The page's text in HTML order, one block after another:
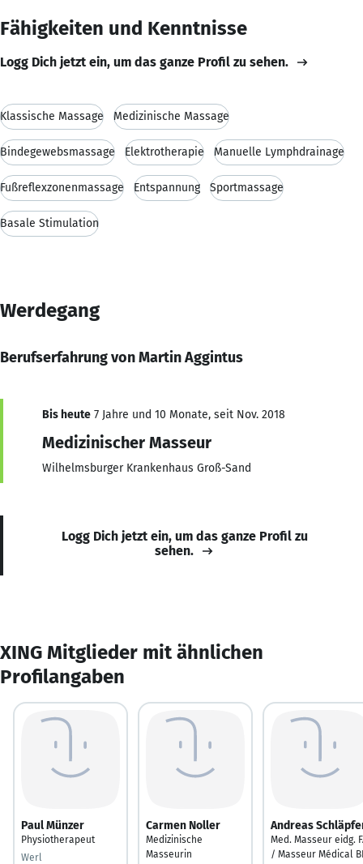
Fähigkeiten und Kenntnisse
Logg Dich jetzt ein, um das ganze Profil zu sehen.
Klassische Massage Medizinische Massage
Bindegewebsmassage Elektrotherapie Manuelle Lymphdrainage
Fußreflexzonenmassage Entspannung Sportmassage
Basale Stimulation
Werdegang
Berufserfahrung von Martin Aggintus
Bis heute 7 Jahre und 10 Monate, seit Nov. 2018
Medizinischer Masseur
Wilhelmsburger Krankenhaus Groß-Sand
Logg Dich jetzt ein, um das ganze Profil zu
sehen.
XING Mitglieder mit ähnlichen
Profilangaben
Paul Münzer
Physiotherapeut
Werl
Carmen Noller
Medizinische
Masseurin
Andreas
Med. Masseur eidg.
/ Masseur Médical